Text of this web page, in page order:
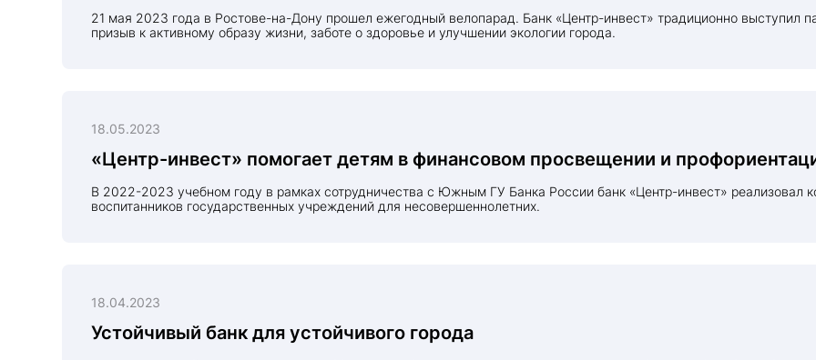
21 мая 2023 года в Ростове-на-Дону прошел ежегодный велопарад. Банк «Центр-инвест» традиционно выступил партнером спортивного праздника, поддерживая
призыв к активному образу жизни, заботе о здоровье и улучшении экологии города.
18.05.2023
«Центр-инвест» помогает детям в финансовом просвещении и
В 2022-2023 учебном году в рамках сотрудничества с Южным ГУ Банка России банк «Центр-инвест» реализовал комплекс мероприятий «Финансовая культура» для
воспитанников государственных учреждений для несовершеннолетних.
18.04.2023
Устойчивый банк для устойчивого города